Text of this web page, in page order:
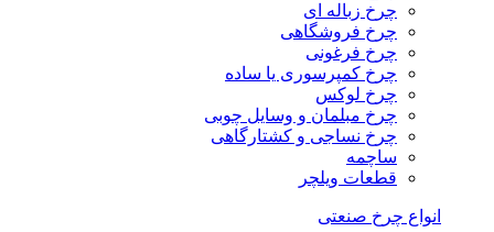
چرخ زباله ای
چرخ فروشگاهی
چرخ فرغونی
چرخ کمپرسوری یا ساده
چرخ لوکس
چرخ مبلمان و وسایل چوبی
چرخ نساجی و کشتارگاهی
ساچمه
قطعات ویلچر
انواع چرخ صنعتی